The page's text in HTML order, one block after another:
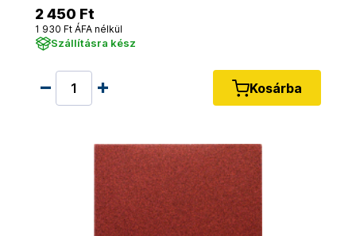
2 450 Ft
1 930 Ft ÁFA nélkül
Szállításra kész
Kosárba